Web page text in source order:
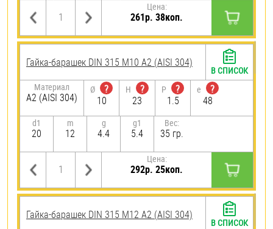
Цена:
261р. 38коп.
Гайка-барашек DIN 315 М10 А2 (AISI 304)
Материал
А2 (AISI 304)
Ø
?
10
H
?
23
P
?
1.5
e
?
48
d1
20
m
12
g
4.4
g1
5.4
Вес:
35 гр.
Цена:
292р. 25коп.
В СПИСОК
Гайка-барашек DIN 315 М12 А2 (AISI 304)
В СПИСОК